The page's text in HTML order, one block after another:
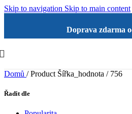
Skip to navigation Skip to main content
Doprava zdarma
Domů / Product Šířka_hodnota / 756
Řadit dle